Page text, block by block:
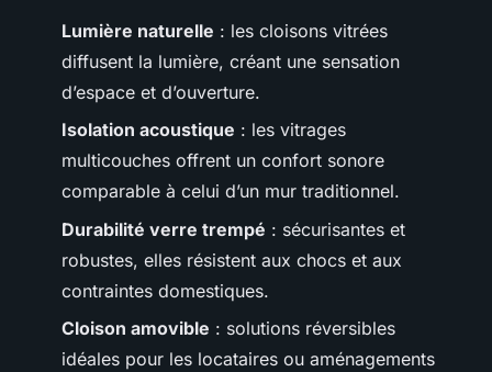
Lumière naturelle : les cloisons vitrées
diffusent la lumière, créant une sensation
d’espace et d’ouverture.
Isolation acoustique : les vitrages
multicouches offrent un confort sonore
comparable à celui d’un mur traditionnel.
Durabilité verre trempé : sécurisantes et
robustes, elles résistent aux chocs et aux
contraintes domestiques.
Cloison amovible : solutions réversibles
idéales pour les locataires ou aménagements